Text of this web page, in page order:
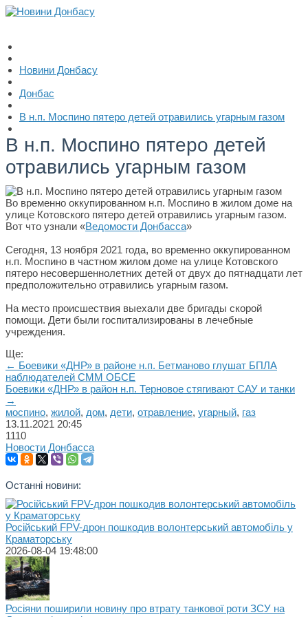
Новини Донбасу
Донбас
В н.п. Моспино пятеро детей отравились угарным газом
В н.п. Моспино пятеро детей
отравились угарным газом
Во временно оккупированном н.п. Моспино в жилом доме на
улице Котовского пятеро детей отравились угарным газом.
Вот что узнали «Ведомости Донбасса»
Сегодня, 13 ноября 2021 года, во временно оккупированном
н.п. Моспино в частном жилом доме на улице Котовского
пятеро несовершеннолетних детей от двух до пятнадцати лет
предположительно отравились угарным газом.
На место происшествия выехали две бригады скорой
помощи. Дети были госпитализированы в лечебные
учреждения.
Ще:
← Боевики «ДНР» в районе н.п. Бетманово глушат БПЛА
наблюдателей СММ ОБСЕ
Боевики «ДНР» в район н.п. Терновое стягивают САУ и танки
→
моспино, жилой, дом, дети, отравление, угарный, газ
13.11.2021 20:45
1110
Новости Донбасса
Останні новини:
Російський FPV-дрон пошкодив волонтерський автомобіль у
Краматорську
2026-08-04 19:48:00
Росіяни поширили новину про втрату танкової роти ЗСУ на